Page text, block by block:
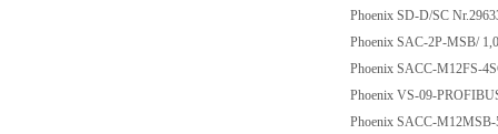
Phoenix SD-D/SC
Phoenix SAC-2P-MSB/
Phoenix SACC-M12FS-
Phoenix VS-09-
Phoenix SACC-